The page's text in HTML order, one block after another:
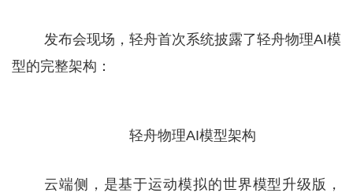
发布会现场，轻舟首次系统披露了轻舟物理AI模
型的完整架构：
轻舟物理AI模型架构
云端侧，是基于运动模拟的世界模型升级版，